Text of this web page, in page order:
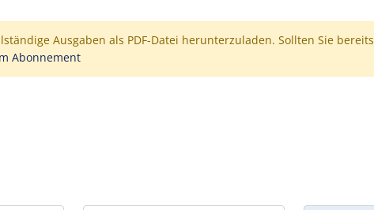
Ausgaben als PDF-Datei herunterzuladen. Sollten Sie bereits
Abonnement